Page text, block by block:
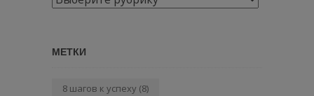
МЕТКИ
8 шагов к успеху (8)